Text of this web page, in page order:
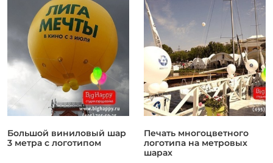
Большой виниловый шар
3 метра с логотипом
Печать многоцветного
логотипа на метровых
шарах